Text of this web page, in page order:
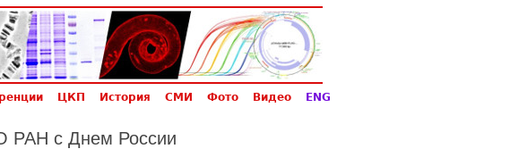
ЦКП История СМИ Фото Видео ENG
РАН с Днем России